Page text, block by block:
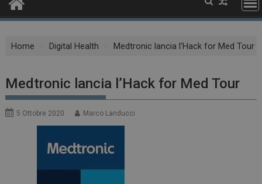
Home Digital Health Medtronic lancia l’Hack for Med Tour
Medtronic lancia l’Hack for Med Tour
5 Ottobre 2020 Marco Landucci